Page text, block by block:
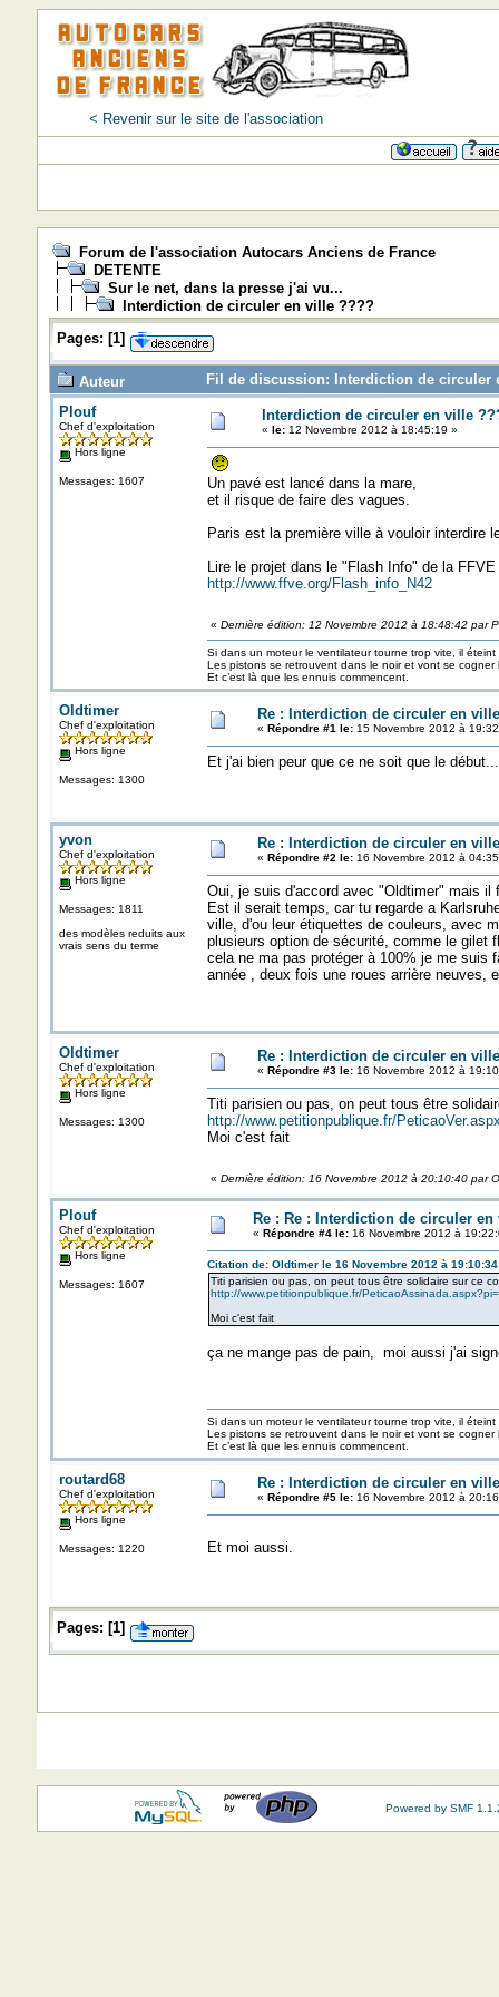
< Revenir sur le site de l'association
Forum de l'association Autocars Anciens de France
DETENTE
Sur le net, dans la presse j'ai vu...
Interdiction de circuler en ville ????
Pages: [1]
Auteur
Fil de discussion: Interdiction de circuler
Plouf
Chef d'exploitation
Hors ligne
Messages: 1607
Interdiction de circuler en ville
« le:12 Novembre 2012 à 18:45:19 »
Un pavé est lancé dans la mare,
et il risque de faire des vagues.
Paris est la première ville à vouloir interdire
Lire le projet dans le "Flash Info" de la FFVE
http://www.ffve.org/Flash_info_N42
« Dernière édition: 12 Novembre 2012 à 18:48:42 par
Si dans un moteur le ventilateur tourne trop vite, il éteint
Les pistons se retrouvent dans le noir et vont se
Et c’est là que les ennuis commencent.
Oldtimer
Chef d'exploitation
Hors ligne
Messages: 1300
Re : Interdiction de circuler en
« Répondre #1 le:15 Novembre 2012 à
Et j'ai bien peur que ce ne soit que le début...
yvon
Chef d'exploitation
Hors ligne
Messages: 1811
des modèles reduits aux
vrais sens du terme
Re : Interdiction de circuler en
« Répondre #2 le:16 Novembre 2012 à
Oui, je suis d'accord avec "Oldtimer" mais il
Est il serait temps, car tu regarde a
ville, d'ou leur étiquettes de couleurs, avec
plusieurs option de sécurité, comme le gilet
cela ne ma pas protéger à 100% je me suis
année , deux fois une roues arrière neuves,
Oldtimer
Chef d'exploitation
Hors ligne
Messages: 1300
Re : Interdiction de circuler en
« Répondre #3 le:16 Novembre 2012 à
Titi parisien ou pas, on peut tous être
http://www.petitionpublique.fr/
Moi c'est fait
« Dernière édition: 16 Novembre 2012 à 20:10:40 par
Plouf
Chef d'exploitation
Hors ligne
Messages: 1607
Re : Re : Interdiction de circuler
« Répondre #4 le:16 Novembre 2012 à
Citation de: Oldtimer le 16 Novembre 2012 à 19:10:34
Titi parisien ou pas, on peut tous être solidaire sur ce
http://www.petitionpublique.fr/
Moi c'est fait
ça ne mange pas de pain, moi aussi j'ai
Si dans un moteur le ventilateur tourne trop vite, il éteint
Les pistons se retrouvent dans le noir et vont se
Et c’est là que les ennuis commencent.
routard68
Chef d'exploitation
Hors ligne
Messages: 1220
Re : Interdiction de circuler en
« Répondre #5 le:16 Novembre 2012 à
Et moi aussi.
Pages: [1]
Powered by SMF